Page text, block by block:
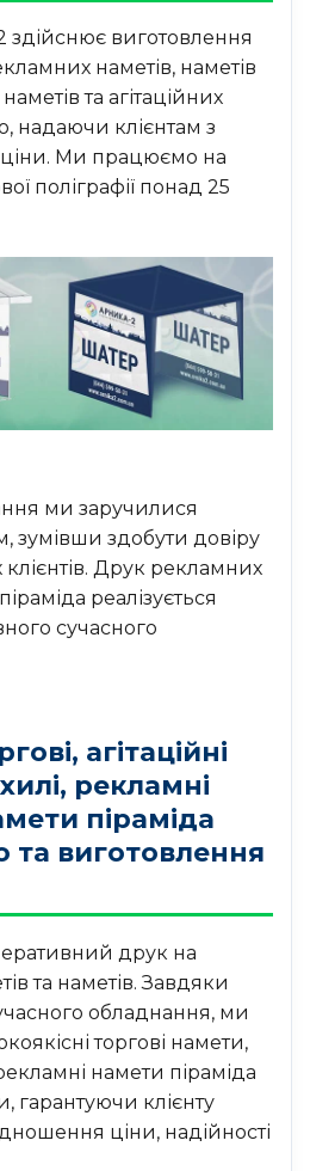
здійснює виготовлення
наметів, наметів
та агітаційних
надаючи клієнтам з
Ми працюємо на
поліграфії понад 25
ми заручилися
зумівши здобути довіру
клієнтів. Друк рекламних
реалізується
сучасного
агітаційні
рекламні
піраміда
та виготовлення
друк на
та наметів. Завдяки
обладнання, ми
торгові намети,
намети піраміда
гарантуючи клієнту
ціни, надійності